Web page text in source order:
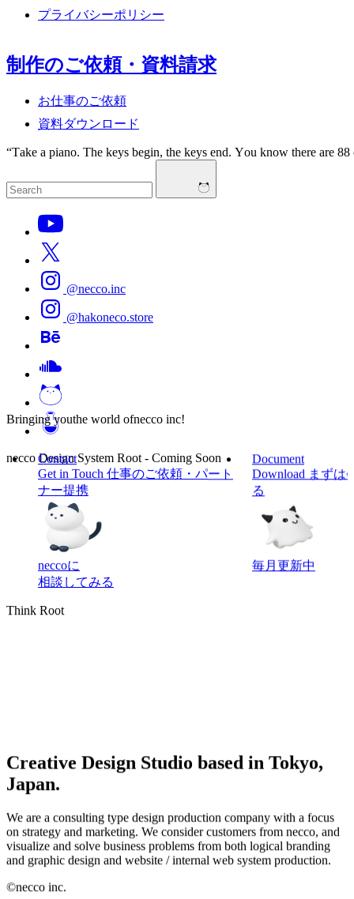
プライバシーポリシー
制作のご依頼・資料請求
お仕事のご依頼
資料ダウンロード
no. The keys be gin, the keys end. Y ou know t here are 88 of them, nob
@necco.inc
@hakoneco.store
necco Design System Root - Coming Soon
Bringing youthe world ofnecco inc!
Contact
Get in Touch 仕事のご依頼・パート
ナー提携
neccoに
相談してみる
Document
Download まずは
る
毎月更新中
Think Root
Creative Design Studio based in Tokyo,
Japan.
We are a consulting type design production company with a focus
on strategy and marketing. We consider customers from necco, and
visualize and solve business problems from both logical branding
and graphic design and website / internal web system production.
©necco inc.